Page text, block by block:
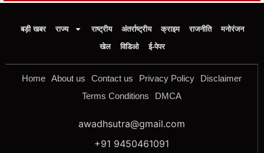
बड़ी खबर राज्य राष्ट्रीय अंतर्राष्ट्रीय क्राइम राजनीति
मनोरंजन
खेल
विडिओ ई-पेपर
Home About us Contact us Privacy Policy
Disclaimer
Terms Conditions
DMCA
awadhsutra@gmail.com
+91 9450461091